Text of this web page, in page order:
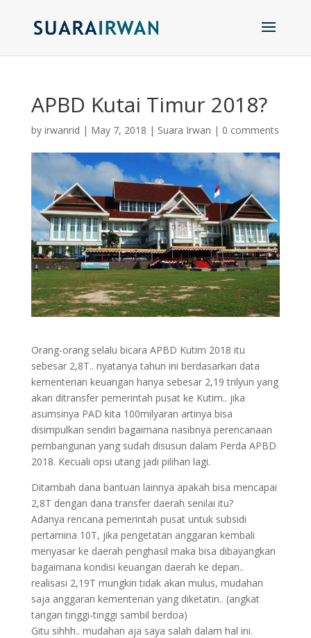
APBD Kutai Timur 2018?
by irwanrid | May 7, 2018 | Suara Irwan | 0 comments
Orang-orang selalu bicara APBD Kutim 2018 itu
sebesar 2,8T.. nyatanya tahun ini berdasarkan data
kementerian keuangan hanya sebesar 2,19 trilyun yang
akan ditransfer pemerintah pusat ke Kutim.. jika
asumsinya PAD kita 100milyaran artinya bisa
disimpulkan sendiri bagaimana nasibnya perencanaan
pembangunan yang sudah disusun dalam Perda APBD
2018. Kecuali opsi utang jadi pilihan lagi.
Ditambah dana bantuan lainnya apakah bisa mencapai
2,8T dengan dana transfer daerah senilai itu?
Adanya rencana pemerintah pusat untuk subsidi
pertamina 10T, jika pengetatan anggaran kembali
menyasar ke daerah penghasil maka bisa dibayangkan
bagaimana kondisi keuangan daerah ke depan..
realisasi 2,19T mungkin tidak akan mulus, mudahan
saja anggaran kementerian yang diketatin.. (angkat
tangan tinggi-tinggi sambil berdoa)
Gitu sihhh.. mudahan aja saya salah dalam hal ini.